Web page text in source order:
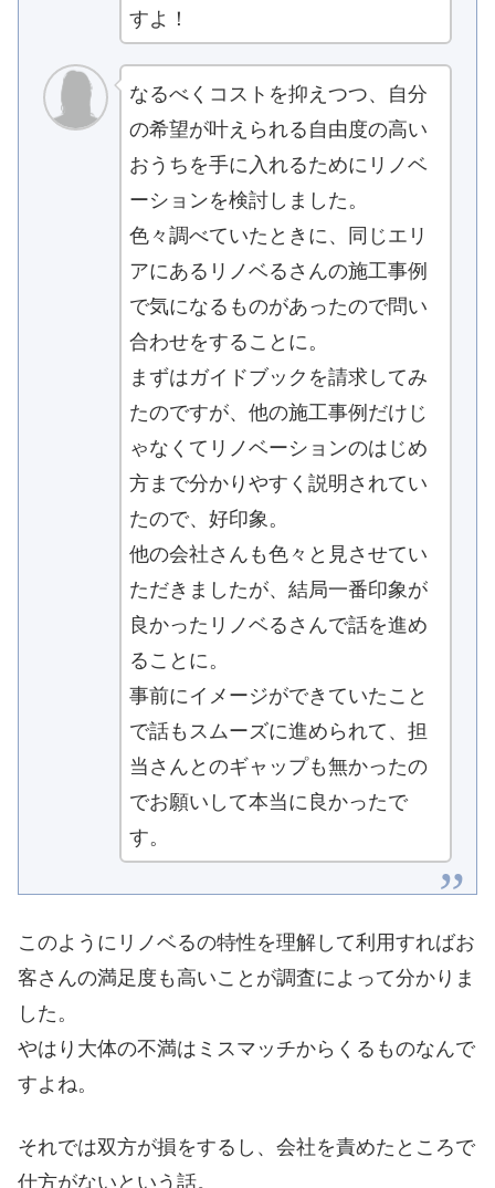
すよ！
なるべくコストを抑えつつ、自分
の希望が叶えられる自由度の高い
おうちを手に入れるためにリノベ
ーションを検討しました。
色々調べていたときに、同じエリ
アにあるリノベるさんの施工事例
で気になるものがあったので問い
合わせをすることに。
まずはガイドブックを請求してみ
たのですが、他の施工事例だけじ
ゃなくてリノベーションのはじめ
方まで分かりやすく説明されてい
たので、好印象。
他の会社さんも色々と見させてい
ただきましたが、結局一番印象が
良かったリノベるさんで話を進め
ることに。
事前にイメージができていたこと
で話もスムーズに進められて、担
当さんとのギャップも無かったの
でお願いして本当に良かったで
す。
このようにリノベるの特性を理解して利用すればお
客さんの満足度も高いことが調査によって分かりま
した。
やはり大体の不満はミスマッチからくるものなんで
すよね。
それでは双方が損をするし、会社を責めたところで
仕方がないという話。